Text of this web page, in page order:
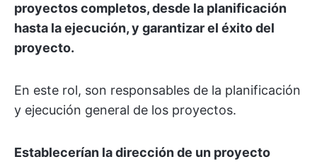
proyectos completos, desde la planificación
hasta la ejecución, y garantizar el éxito del
proyecto.
En este rol, son responsables de la planificación
y ejecución general de los proyectos.
Establecerían la dirección de un proyecto